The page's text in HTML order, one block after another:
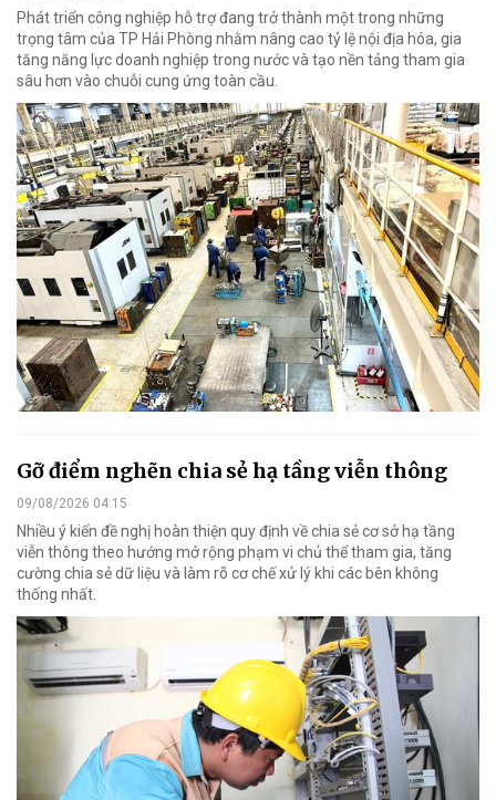
Phát triển công nghiệp hỗ trợ đang trở thành một trong những
trọng tâm của TP Hải Phòng nhằm nâng cao tỷ lệ nội địa hóa, gia
tăng năng lực doanh nghiệp trong nước và tạo nền tảng tham gia
sâu hơn vào chuỗi cung ứng toàn cầu.
Gỡ điểm nghẽn chia sẻ hạ tầng viễn thông
09/08/2026 04:15
Nhiều ý kiến đề nghị hoàn thiện quy định về chia sẻ cơ sở hạ tầng
viễn thông theo hướng mở rộng phạm vi chủ thể tham gia, tăng
cường chia sẻ dữ liệu và làm rõ cơ chế xử lý khi các bên không
thống nhất.